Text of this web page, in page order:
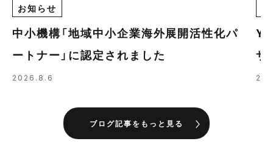
お知らせ
中小機構「地域中小企業海外展開活性化パ
ートナー」に認定されました
2026.8.6
ザ
の
ブログ記事をもっと見る